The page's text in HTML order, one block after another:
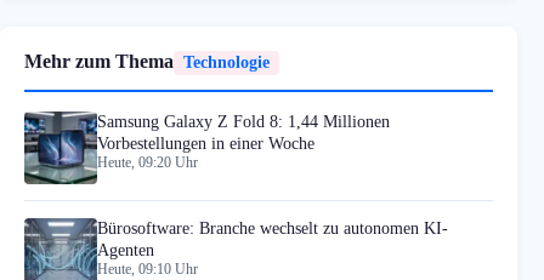
Mehr zum Thema Technologie
Samsung Galaxy Z Fold 8: 1,44 Millionen
Vorbestellungen in einer Woche
Heute, 09:20 Uhr
Bürosoftware: Branche wechselt zu autonomen KI-
Agenten
Heute, 09:10 Uhr